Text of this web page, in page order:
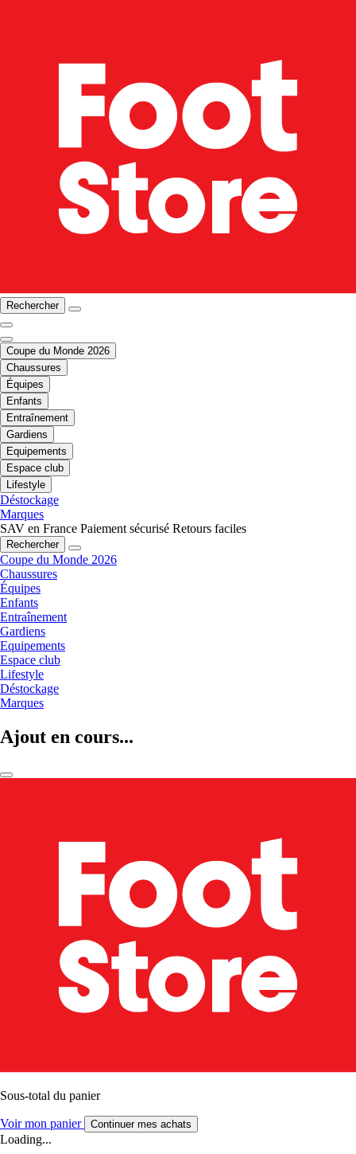
Rechercher
Coupe du Monde 2026
Chaussures
Équipes
Enfants
Entraînement
Gardiens
Equipements
Espace club
Lifestyle
Déstockage
Marques
SAV en France Paiement sécurisé Retours faciles
Rechercher
Coupe du Monde 2026
Chaussures
Équipes
Enfants
Entraînement
Gardiens
Equipements
Espace club
Lifestyle
Déstockage
Marques
Ajout en cours...
Sous-total du panier
Voir mon panier Continuer mes achats
Loading...